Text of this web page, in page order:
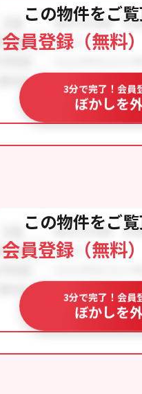
この物件をご覧
会員登録（無料）
3分で完了！会員
ぼかしを
この物件をご覧
会員登録（無料）
3分で完了！会員
ぼかしを